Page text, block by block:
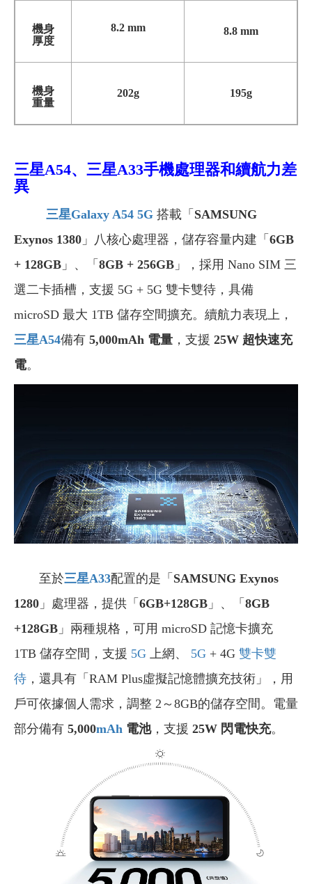
機身
厚度
8.2 mm 8.8 mm
機身
重量
202g 195g
三星A54、三星A33手機處理器和續航力差
異
三星Galaxy A54 5G 搭載「 SAMSUNG
Exynos 1380 」八核心處理器，儲存容量内建「 6GB
+ 128GB 」、「 8GB + 256GB 」，採用 Nano SIM 三
選二卡插槽，支援 5G + 5G 雙卡雙待，具備
microSD 最大 1TB 儲存空間擴充。續航力表現上，
三星A54備有 5,000mAh 電量 ，支援 25W 超快速充
電。
至於三星A33配置的是「 SAMSUNG Exynos
1280 」處理器，提供「 6GB+128GB 」、「 8GB
+128GB 」兩種規格，可用 microSD 記憶卡擴充
1TB 儲存空間，支援 5G 上網、 5G + 4G 雙卡雙
待 ，還具有「RAM Plus虛擬記憶體擴充技術」，用
戶可依據個人需求，調整 2～8GB的儲存空間。電量
部分備有 5,000mAh 電池，支援 25W 閃電快充。